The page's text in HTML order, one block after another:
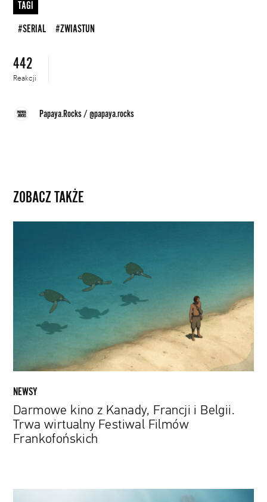
TAGI
#SERIAL #ZWIASTUN
442
Reakcji
Papaya.Rocks /@papaya.rocks
ZOBACZ TAKŻE
Filmów
Frankofońskich
NEWSY
Darmowe kino z Kanady, Francji i Belgii.
Trwa wirtualny Festiwal Filmów
Frankofońskich